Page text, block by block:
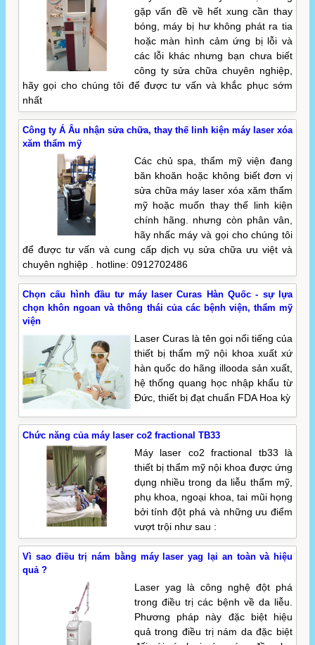
gặp vấn đề về hết xung cần thay
bóng, máy bị hư không phát ra tia
hoặc màn hình cảm ứng bị lỗi và
các lỗi khác nhưng bạn chưa biết
công ty sửa chữa chuyên nghiệp,
hãy gọi cho chúng tôi để được tư vấn và khắc phục sớm
nhất
Công ty Á Âu nhận sửa chữa, thay thế linh kiện máy laser xóa
xăm thẩm mỹ
Các chủ spa, thẩm mỹ viện đang
băn khoăn hoặc không biết đơn vị
sửa chữa máy laser xóa xăm thẩm
mỹ hoặc muốn thay thế linh kiện
chính hãng. nhưng còn phân vân,
hãy nhấc máy và gọi cho chúng tôi
để được tư vấn và cung cấp dịch vụ sửa chữa ưu việt và
chuyên nghiệp . hotline: 0912702486
Chọn cấu hình đầu tư máy laser Curas Hàn Quốc - sự lựa
chọn khôn ngoan và thông thái của các bệnh viện, thẩm mỹ
viện
Laser Curas là tên gọi nổi tiếng của
thiết bị thẩm mỹ nội khoa xuất xứ
hàn quốc do hãng illooda sản xuất,
hệ thống quang học nhập khẩu từ
Đức, thiết bị đạt chuẩn FDA Hoa kỳ
Chức năng của máy laser co2 fractional TB33
Máy laser co2 fractional tb33 là
thiết bị thẩm mỹ nội khoa được ứng
dụng nhiều trong da liễu thẩm mỹ,
phụ khoa, ngoại khoa, tai mũi họng
bởi tính đột phá và những ưu điểm
vượt trội như sau :
Vì sao điều trị nám bằng máy laser yag lại an toàn và hiệu
quả ?
Laser yag là công nghệ đột phá
trong điều trị các bệnh về da liễu.
Phương pháp này đặc biệt hiệu
quả trong điều trị nám da đặc biệt